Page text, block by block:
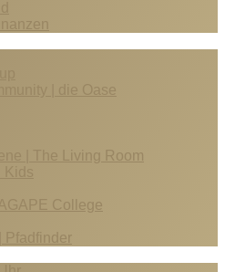
| die Oase
| The Living Room
College
Pfadfinder